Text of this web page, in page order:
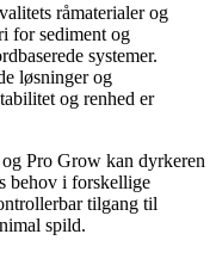
råmaterialer og
for sediment og
systemer.
løsninger og
og renhed er
Pro Grow kan dyrkeren
behov i forskellige
tilgang til
spild.